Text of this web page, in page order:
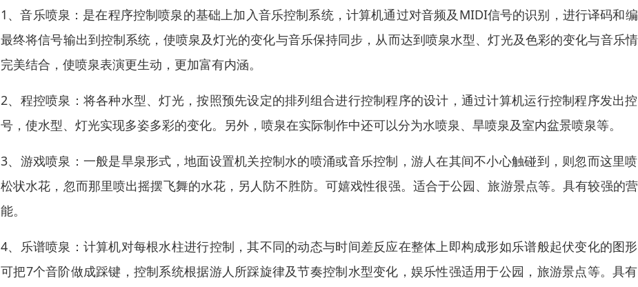
1、音乐喷泉：是在程序控制喷泉的基础上加入音乐控制系统，计算机通过对音频及MIDI信号的识别，进行译码和
最终将信号输出到控制系统，使喷泉及灯光的变化与音乐保持同步，从而达到喷泉水型、灯光及色彩的变化与音乐
完美结合，使喷泉表演更生动，更加富有内涵。
2、程控喷泉：将各种水型、灯光，按照预先设定的排列组合进行控制程序的设计，通过计算机运行控制程序发出
号，使水型、灯光实现多姿多彩的变化。另外，喷泉在实际制作中还可以分为水喷泉、旱喷泉及室内盆景喷泉等。
3、游戏喷泉：一般是旱泉形式，地面设置机关控制水的喷涌或音乐控制，游人在其间不小心触碰到，则忽而这里
松状水花，忽而那里喷出摇摆飞舞的水花，另人防不胜防。可嬉戏性很强。适合于公园、旅游景点等。具有较强的
能。
4、乐谱喷泉：计算机对每根水柱进行控制，其不同的动态与时间差反应在整体上即构成形如乐谱般起伏变化的图
可把7个音阶做成踩键，控制系统根据游人所踩旋律及节奏控制水型变化，娱乐性强适用于公园，旅游景点等。具